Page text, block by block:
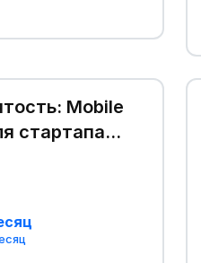
Mobile
стартапа